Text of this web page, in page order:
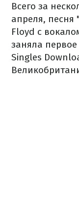
Всего за
апреля, песня
Floyd с
заняла
Singles